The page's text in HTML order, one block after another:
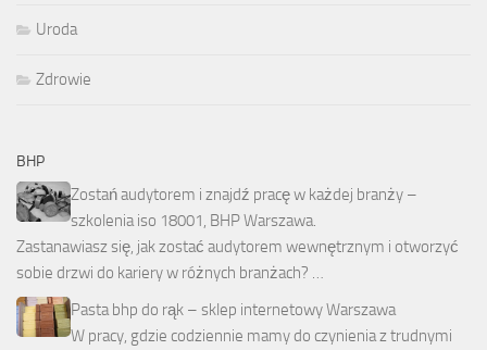
Uroda
Zdrowie
BHP
Zostań audytorem i znajdź pracę w każdej branży –
szkolenia iso 18001, BHP Warszawa.
Zastanawiasz się, jak zostać audytorem wewnętrznym i otworzyć
sobie drzwi do kariery w różnych branżach? …
Pasta bhp do rąk – sklep internetowy Warszawa
W pracy, gdzie codziennie mamy do czynienia z trudnymi